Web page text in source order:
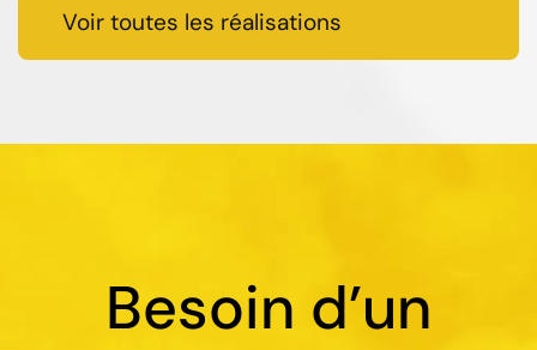
Voir toutes les réalisations
Besoin d’un